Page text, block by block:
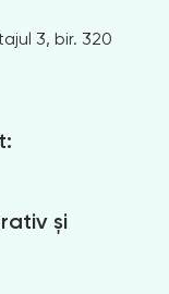
3, bir. 320
și